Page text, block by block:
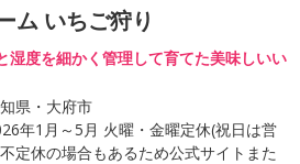
ム いちご狩り
湿度を細かく管理して育てた美味しいい
県・大府市
年1月～5月 火曜・金曜定休(祝日は営
定休の場合もあるため公式サイトまた